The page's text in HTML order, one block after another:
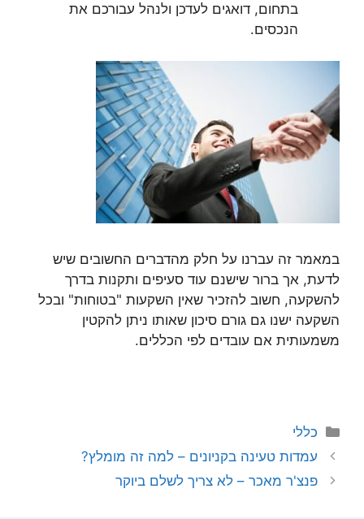
בתחום, דואגים לעדכן ולנהל עבורכם את
הנכסים.
במאמר זה עברנו על חלק מהדברים החשובים שיש
לדעת, אך ברור שישנם עוד סעיפים ותקנות בדרך
להשקעה, חשוב להזכיר שאין השקעות "בטוחות" ובכל
השקעה ישנו גם גורם סיכון שאותו ניתן להקטין
משמעותית אם עובדים לפי הכללים.
קטגוריות
כללי
עמדות טעינה בקניונים – למה זה מומלץ?
פנצ'ר מאכר – לא צריך לשלם ביוקר